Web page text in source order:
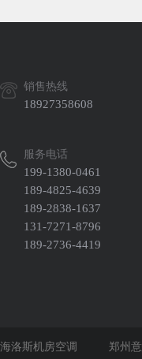
销售热线
18927358608
服务电话
199-1380-0461
189-4825-4639
189-2838-1637
131-7271-8796
189-2736-4419
海洛斯机房空调 郑州